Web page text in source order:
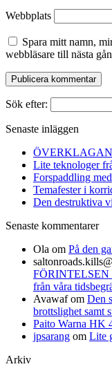
Webbplats
Spara mitt namn,
webbläsare till nästa
Sök efter:
Senaste inläggen
Lite teknologer
Forspaddling
Temafester i
Den destruktiva
Senaste kommentarer
Ola om På den
FÖRINTELSEN
från våra
Avawafom Den
brottslighet samt
Paito Warna HK
jpsarang om Lite
Arkiv